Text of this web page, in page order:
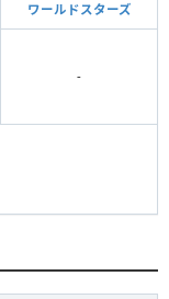
ワールドスターズ
-